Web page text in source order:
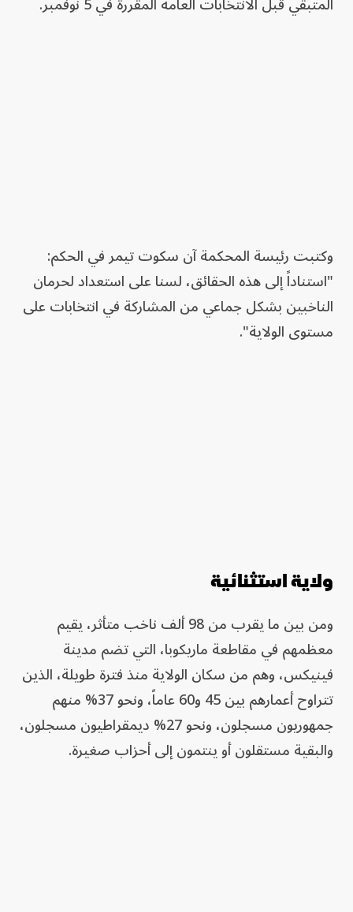
وكتبت رئيسة المحكمة آن سكوت تيمر في الحكم:
"استناداً إلى هذه الحقائق، لسنا على استعداد لحرمان
الناخبين بشكل جماعي من المشاركة في انتخابات على
مستوى الولاية".
ولاية استثنائية
ومن بين ما يقرب من 98 ألف ناخب متأثر، يقيم
معظمهم في مقاطعة ماريكوبا، التي تضم مدينة
فينيكس، وهم من سكان الولاية منذ فترة طويلة، الذين
تتراوح أعمارهم بين 45 و60 عاماً، ونحو 37% منهم
جمهوريون مسجلون، ونحو 27% ديمقراطيون مسجلون،
والبقية مستقلون أو ينتمون إلى أحزاب صغيرة.